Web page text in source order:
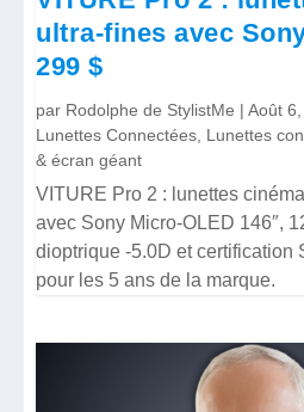
ultra-fines avec
299 $
par Rodolphe de StylistMe |Août
Lunettes Connectées, Lunettes
& écran géant
VITURE Pro 2 : lunettes
avec Sony Micro-OLED 146″,
dioptrique -5.0D et certification
pour les 5 ans de la marque.